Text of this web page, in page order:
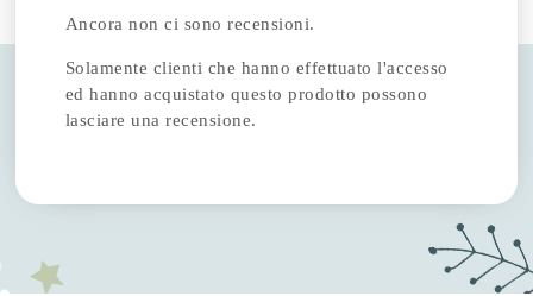
Ancora non ci sono recensioni.
Solamente clienti che hanno effettuato l'accesso
ed hanno acquistato questo prodotto possono
lasciare una recensione.